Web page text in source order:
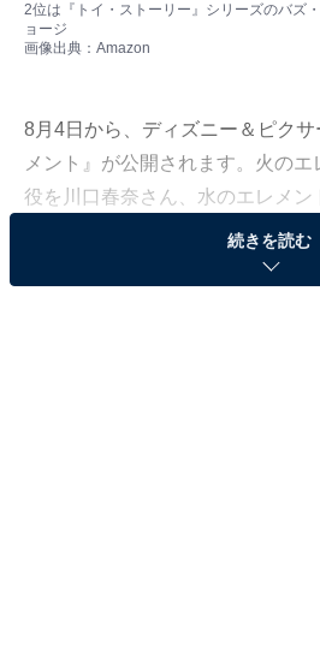
2位は『トイ・ストーリー』シリーズのバズ
ョージ
画像出典： Amazon
8月4日から、ディズニー＆ピク
メント』が公開されます。火のエ
役を川口春奈さん、水のエレメン
Kis-My-Ft2の玉森裕太さんが演じ
吹き替え声優陣も公開前から話題
続きを読む